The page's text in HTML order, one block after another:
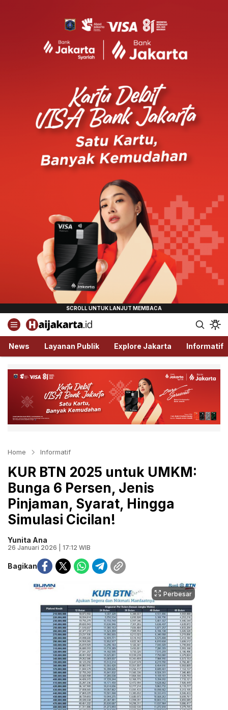
Haijakarta.id
Semua Tentang Jakarta Ada Disini!
News Layanan Publik Explore Jakarta Informatif
Home Informatif
KUR BTN 2025 untuk UMKM:
Bunga 6 Persen, Jenis
Pinjaman, Syarat, Hingga
Simulasi Cicilan!
Yunita Ana
26 Januari 2026 | 17:12 WIB
Bagikan
Perbesar